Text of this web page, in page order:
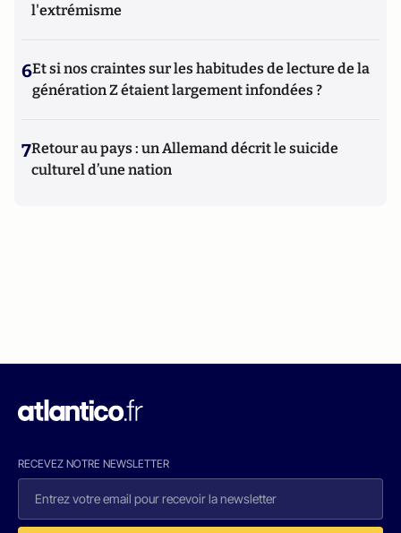
l'extrémisme
6Et si nos craintes sur les habitudes de lecture de la
génération Z étaient largement infondées ?
7Retour au pays : un Allemand décrit le suicide
culturel d’une nation
RECEVEZ NOTRE NEWSLETTER